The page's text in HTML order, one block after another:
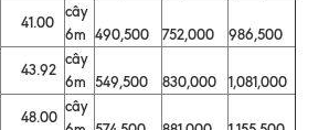
41.00
cây
6m 490,500 752,000
986,500
43.92
cây
6m 549,500 830,000
1,081,000
48.00
cây